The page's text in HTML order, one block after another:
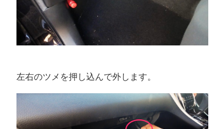
左右のツメを押し込んで外します。